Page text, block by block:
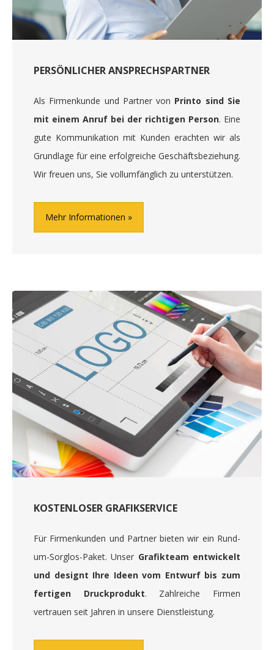
PERSÖNLICHER ANSPRECHSPARTNER
Als Firmenkunde und Partner von Printo sind Sie
mit einem Anruf bei der richtigen Person. Eine
gute Kommunikation mit Kunden erachten wir als
Grundlage für eine erfolgreiche Geschäftsbeziehung.
Wir freuen uns, Sie vollumfänglich zu unterstützen.
Mehr Informationen
KOSTENLOSER GRAFIKSERVICE
Für Firmenkunden und Partner bieten wir ein Rund-
um-Sorglos-Paket. Unser Grafikteam entwickelt
und designt Ihre Ideen vom Entwurf bis zum
fertigen Druckprodukt. Zahlreiche Firmen
vertrauen seit Jahren in unsere Dienstleistung.